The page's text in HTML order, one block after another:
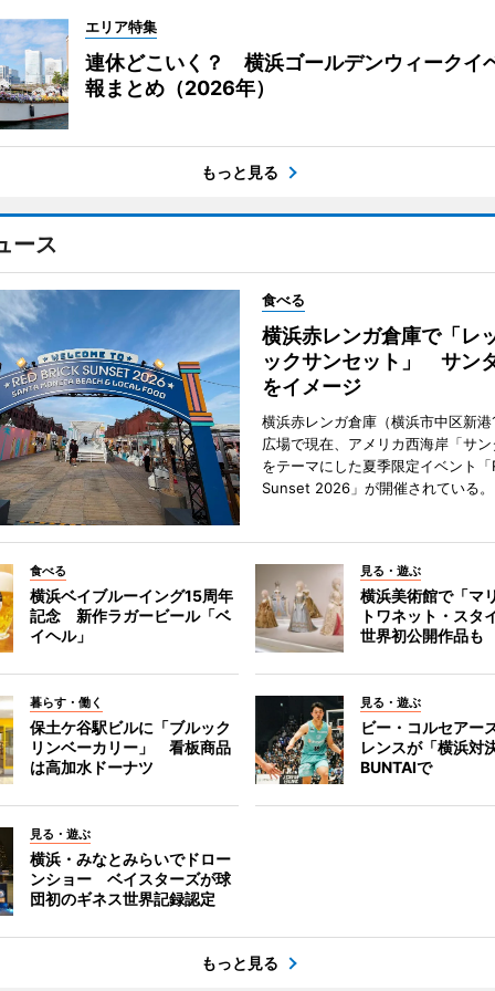
エリア特集
連休どこいく？ 横浜ゴールデンウィークイ
報まとめ（2026年）
もっと見る
ース
食べる
横浜赤レンガ倉庫で「レ
ックサンセット」 サン
をイメージ
横浜赤レンガ倉庫（横浜市中区新港
広場で現在、アメリカ西海岸「サ
をテーマにした夏季限定イベント
Sunset 2026」が開催されている。
食べる
横浜ベイブルーイング15周年
記念 新作ラガービール「ベ
イヘル」
見る・遊ぶ
横浜美術館で「マ
トワネット・ス
世界初公開作品も
暮らす・働く
保土ケ谷駅ビルに「ブルック
リンベーカリー」 看板商品
は高加水ドーナツ
見る・遊ぶ
ビー・コルセアー
レンスが「横浜
BUNTAIで
見る・遊ぶ
横浜・みなとみらいでドロー
ンショー ベイスターズが球
団初のギネス世界記録認定
もっと見る